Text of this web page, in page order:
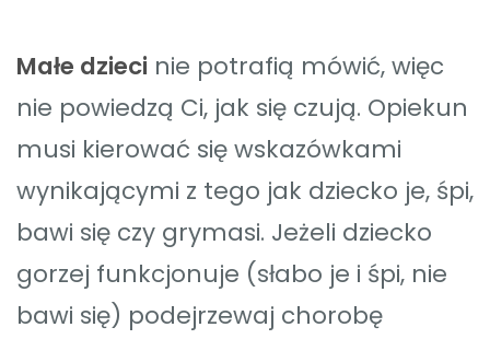
Małe dzieci nie potrafią mówić, więc
nie powiedzą Ci, jak się czują. Opiekun
musi kierować się wskazówkami
wynikającymi z tego jak dziecko je, śpi,
bawi się czy grymasi. Jeżeli dziecko
gorzej funkcjonuje (słabo je i śpi, nie
bawi się) podejrzewaj chorobę